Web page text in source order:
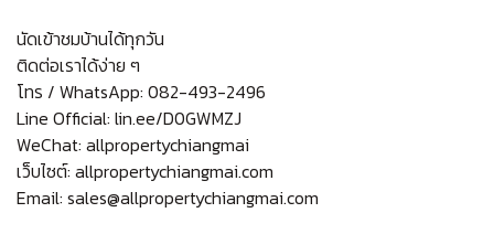
นัดเข้าชมบ้านได้ทุกวัน
ติดต่อเราได้ง่าย ๆ
โทร / WhatsApp: 082-493-2496
Line Official: lin.ee/D0GWMZJ
WeChat: allpropertychiangmai
เว็บไซต์: allpropertychiangmai.com
Email: sales@allpropertychiangmai.com